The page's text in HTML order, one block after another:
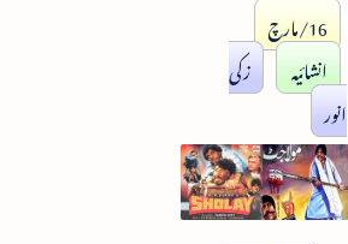
16/مارچ
انشائیہ
زکی
انور